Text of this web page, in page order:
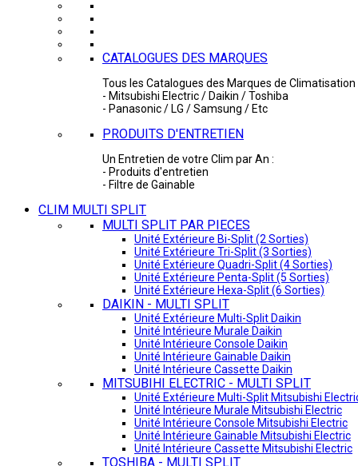
CATALOGUES DES MARQUES
Tous les Catalogues des Marques de Climatisation
- Mitsubishi Electric / Daikin / Toshiba
- Panasonic / LG / Samsung / Etc
PRODUITS D'ENTRETIEN
Un Entretien de votre Clim par An :
- Produits d'entretien
- Filtre de Gainable
CLIM MULTI SPLIT
MULTI SPLIT PAR PIECES
Unité Extérieure Bi-Split (2 Sorties)
Unité Extérieure Tri-Split (3 Sorties)
Unité Extérieure Quadri-Split (4 Sorties)
Unité Extérieure Penta-Split (5 Sorties)
Unité Extérieure Hexa-Split (6 Sorties)
DAIKIN - MULTI SPLIT
Unité Extérieure Multi-Split Daikin
Unité Intérieure Murale Daikin
Unité Intérieure Console Daikin
Unité Intérieure Gainable Daikin
Unité Intérieure Cassette Daikin
MITSUBIHI ELECTRIC - MULTI SPLIT
Unité Extérieure Multi-Split Mitsubishi
Unité Intérieure Murale Mitsubishi Electric
Unité Intérieure Console Mitsubishi Electric
Unité Intérieure Gainable Mitsubishi Electric
Unité Intérieure Cassette Mitsubishi Electric
TOSHIBA - MULTI SPLIT